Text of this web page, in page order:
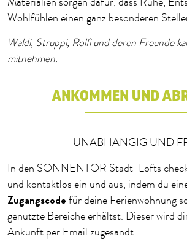
Wohlfühlen einen ganz besonderen
Waldi, Struppi, Rolfi und deren Freunde
mitnehmen.
ANKOMMEN UND
UNABHÄNGIG UND
In den SONNENTOR Stadt-Lofts
und kontaktlos ein und aus, indem du
Zugangscode für deine Ferienwohnung
genutzte Bereiche erhältst. Dieser wird
Ankunft per Email zugesandt.